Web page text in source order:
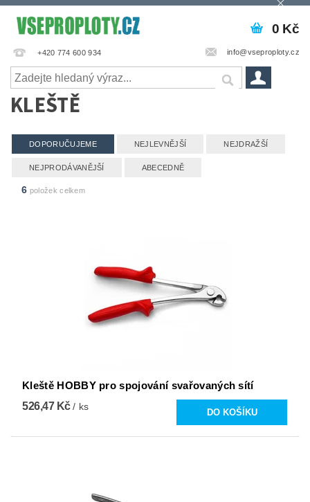
+420 774 600 934 info@vseproploty.cz
0 Kč
KLEŠTĚ
DOPORUČUJEME NEJLEVNĚJŠÍ NEJDRAŽŠÍ
NEJPRODÁVANĚJŠÍ ABECEDNĚ
6 položek celkem
Kleště HOBBY pro spojování svařovaných sítí
526,47 Kč/ ks